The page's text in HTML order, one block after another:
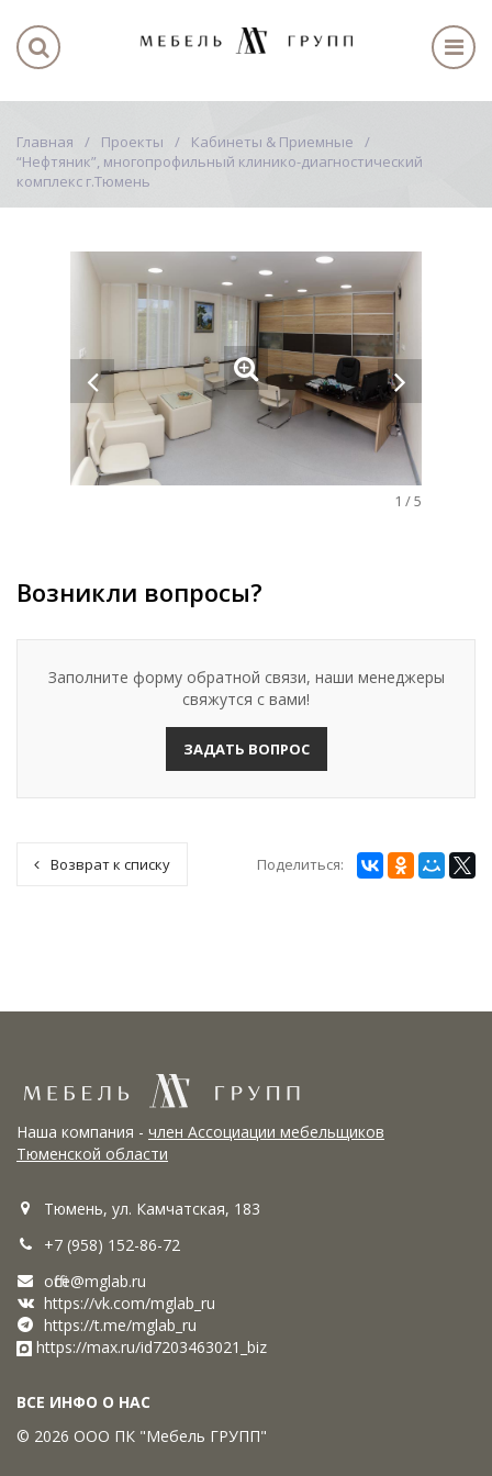
Главная Проекты
Кабинеты & Приемные
“Нефтяник”, многопрофильный клинико-диагностический
комплекс г.Тюмень
1 /5
Возникли вопросы?
Заполните форму обратной связи, наши менеджеры
свяжутся с вами!
ЗАДАТЬ ВОПРОС
Возврат к списку Поделиться:
Наша компания - член Ассоциации мебельщиков
Тюменской области
Тюмень, ул. Камчатская, 183
+7 (958) 152-86-72
office@mglab.ru
https://vk.com/mglab_ru
https://t.me/mglab_ru
https://max.ru/id7203463021_biz
ВСЕ ИНФО О НАС
© 2026 ООО ПК "Мебель ГРУПП"